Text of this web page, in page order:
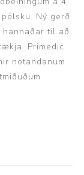
Ný gerð
til að
Primedic
notandanum